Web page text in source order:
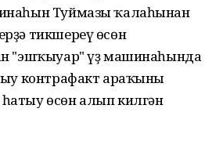
Туймазы ҡалаһынан
тикшереү өсөн
"эшҡыуар" үҙ машинаһында
контрафакт араҡыны
өсөн алып килгән